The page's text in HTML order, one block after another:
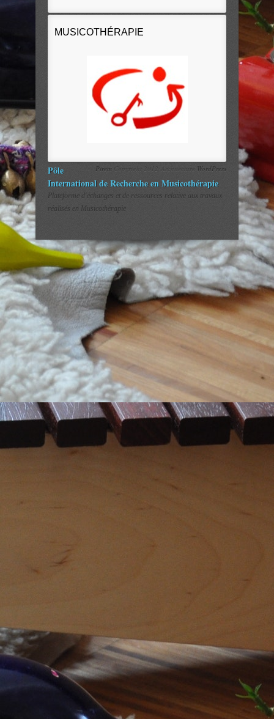
MUSICOTHÉRAPIE
Pirem Copyright 2012 Architecture WordPress
Pôle
International de Recherche en Musicothérapie
Plateforme d'échanges et de ressources relative aux travaux
réalisés en Musicothérapie